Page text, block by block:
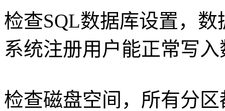
检查SQL数据库设置，
系统注册用户能正常写
检查磁盘空间，所有分